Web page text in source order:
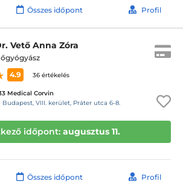
Összes időpont Profil
Vető Anna Zóra
4.9
36 értékelés
Medical Corvin
Budapest, VIII. kerület, Práter utca 6-8.
időpont: augusztus 11.
Összes időpont Profil